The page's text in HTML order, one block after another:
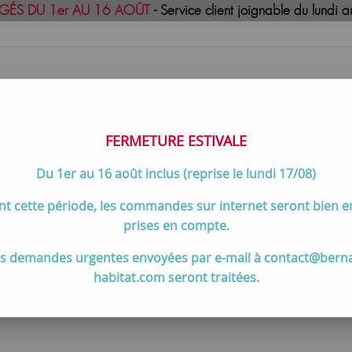
DU 1er AU 16 AOÛT- Service client joignable du lundi
Cuisson Meilleures ventes Contactez-
cuisson par marques et gammes > Pianos de cuisson et
et accessoires Falcon
FERMETURE ESTIVALE
Du 1er au 16 août inclus (reprise le lundi 17/08)
cette période, les commandes sur internet seront bien
prises en compte.
demandes urgentes envoyées par e-mail à
habitat.com seront traitées.